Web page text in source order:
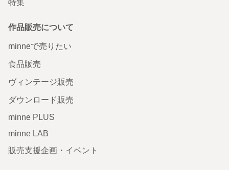
特集
作品販売について
minneで売りたい
食品販売
ヴィンテージ販売
ダウンロード販売
minne PLUS
minne LAB
販売支援企画・イベント